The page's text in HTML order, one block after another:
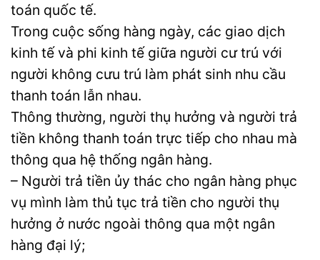
toán quốc tế.
Trong cuộc sống hàng ngày, các giao dịch
kinh tế và phi kinh tế giữa người cư trú với
người không cưu trú làm phát sinh nhu cầu
thanh toán lẫn nhau.
Thông thường, người thụ hưởng và người trả
tiền không thanh toán trực tiếp cho nhau mà
thông qua hệ thống ngân hàng.
– Người trả tiền ủy thác cho ngân hàng phục
vụ mình làm thủ tục trả tiền cho người thụ
hưởng ở nước ngoài thông qua một ngân
hàng đại lý;